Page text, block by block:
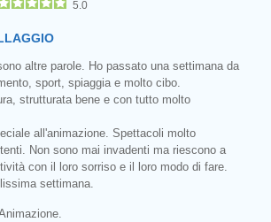
5.0
altre parole. Ho passato una settimana da
sport, spiaggia e molto cibo.
strutturata bene e con tutto molto
all'animazione. Spettacoli molto
Non sono mai invadenti ma riescono a
con il loro sorriso e il loro modo di fare.
settimana.